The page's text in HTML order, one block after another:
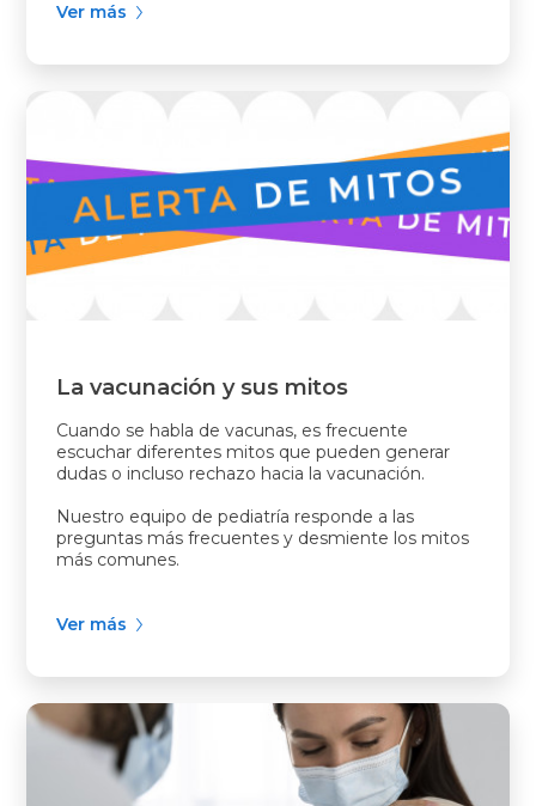
Ver más
La vacunación y sus mitos
Cuando se habla de vacunas, es frecuente
escuchar diferentes mitos que pueden generar
dudas o incluso rechazo hacia la vacunación.
Nuestro equipo de pediatría responde a las
preguntas más frecuentes y desmiente los mitos
más comunes.
Ver más